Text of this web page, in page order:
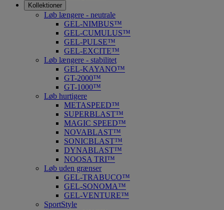
Kollektioner
Løb længere - neutrale
GEL-NIMBUS™
GEL-CUMULUS™
GEL-PULSE™
GEL-EXCITE™
Løb længere - stabilitet
GEL-KAYANO™
GT-2000™
GT-1000™
Løb hurtigere
METASPEED™
SUPERBLAST™
MAGIC SPEED™
NOVABLAST™
SONICBLAST™
DYNABLAST™
NOOSA TRI™
Løb uden grænser
GEL-TRABUCO™
GEL-SONOMA™
GEL-VENTURE™
SportStyle